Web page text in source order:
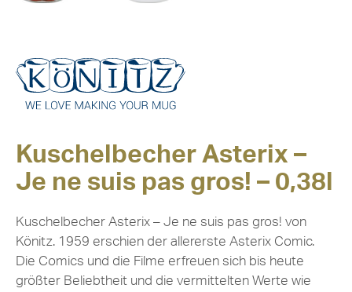
Kuschelbecher Asterix –
Je ne suis pas gros! – 0,38l
Kuschelbecher Asterix – Je ne suis pas gros! von
Könitz. 1959 erschien der allererste Asterix Comic.
Die Comics und die Filme erfreuen sich bis heute
größter Beliebtheit und die vermittelten Werte wie